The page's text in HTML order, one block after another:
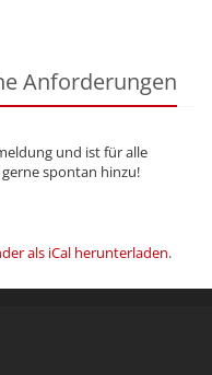
Anforderungen
und ist für alle
spontan hinzu!
als iCal herunterladen.